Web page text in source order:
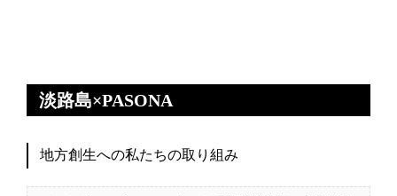
淡路島×PASONA
地方創生への私たちの取り組み